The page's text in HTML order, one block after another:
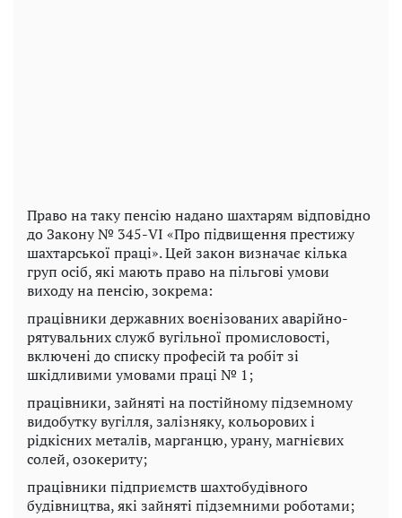
Право на таку пенсію надано шахтарям відповідно
до Закону № 345-VI «Про підвищення престижу
шахтарської праці». Цей закон визначає кілька
груп осіб, які мають право на пільгові умови
виходу на пенсію, зокрема:
працівники державних воєнізованих аварійно-
рятувальних служб вугільної промисловості,
включені до списку професій та робіт зі
шкідливими умовами праці № 1;
працівники, зайняті на постійному підземному
видобутку вугілля, залізняку, кольорових і
рідкісних металів, марганцю, урану, магнієвих
солей, озокериту;
працівники підприємств шахтобудівного
будівництва, які зайняті підземними роботами;